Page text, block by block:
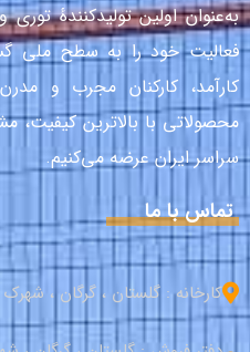
به‌عنوان اولین تولیدکنندهٔ
فعالیت خود را به سطح ملی
کارآمد، کارکنان مجرب و
محصولاتی با بالاترین کیفیت،
سراسر ایران عرضه می‌کنیم.
تماس با ما
کارخانه : گلستان ، گرگان ،